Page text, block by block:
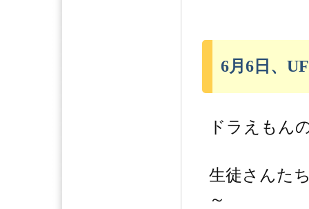
6月6日、
ドラえもん
生徒さんた
～